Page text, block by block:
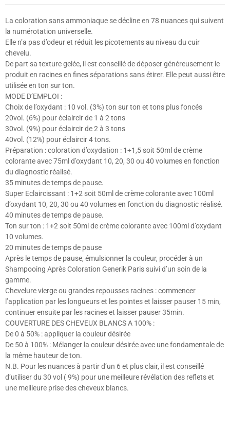
La coloration sans ammoniaque se décline en 78 nuances qui suivent
la numérotation universelle.
Elle n’a pas d’odeur et réduit les picotements au niveau du cuir
chevelu.
De part sa texture gelée, il est conseillé de déposer généreusement le
produit en racines en fines séparations sans étirer. Elle peut aussi être
utilisée en ton sur ton.
MODE D’EMPLOI :
Choix de l’oxydant : 10 vol. (3%) ton sur ton et tons plus foncés
20vol. (6%) pour éclaircir de 1 à 2 tons
30vol. (9%) pour éclaircir de 2 à 3 tons
40vol. (12%) pour éclaircir 4 tons.
Préparation : coloration d’oxydation : 1+1,5 soit 50ml de crème
colorante avec 75ml d’oxydant 10, 20, 30 ou 40 volumes en fonction
du diagnostic réalisé.
35 minutes de temps de pause.
Super Eclaircissant : 1+2 soit 50ml de crème colorante avec 100ml
d’oxydant 10, 20, 30 ou 40 volumes en fonction du diagnostic réalisé.
40 minutes de temps de pause.
Ton sur ton : 1+2 soit 50ml de crème colorante avec 100ml d’oxydant
10 volumes.
20 minutes de temps de pause
Après le temps de pause, émulsionner la couleur, procéder à un
Shampooing Après Coloration Generik Paris suivi d’un soin de la
gamme.
Chevelure vierge ou grandes repousses racines : commencer
l’application par les longueurs et les pointes et laisser pauser 15 min,
continuer ensuite par les racines et laisser pauser 35min.
COUVERTURE DES CHEVEUX BLANCS A 100% :
De 0 à 50% : appliquer la couleur désirée
De 50 à 100% : Mélanger la couleur désirée avec une fondamentale de
la même hauteur de ton.
N.B. Pour les nuances à partir d’un 6 et plus clair, il est conseillé
d’utiliser du 30 vol ( 9%) pour une meilleure révélation des reflets et
une meilleure prise des cheveux blancs.